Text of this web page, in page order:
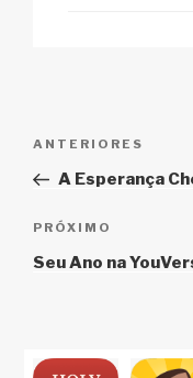
Post
Post
anterior
ANTERIORES
A Esperança
Próximo
post
PRÓXIMO
Seu Ano na